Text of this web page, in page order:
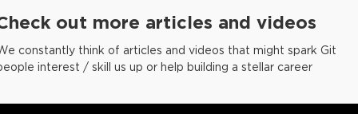
out more articles and videos
constantly think of articles and videos that might spark Git
interest / skill us up or help building a stellar career